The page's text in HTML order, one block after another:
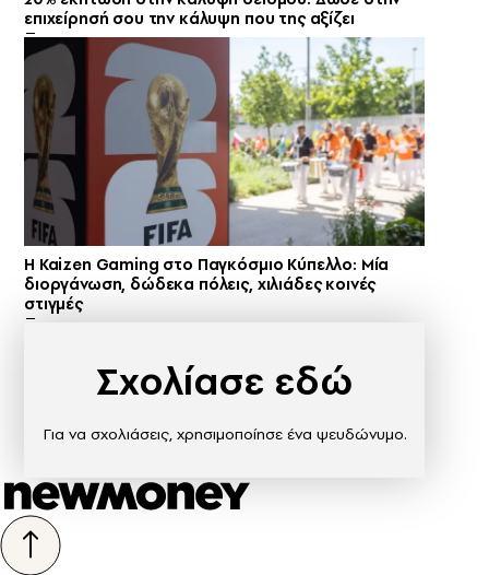
επιχείρησή σου την κάλυψη που της αξίζει
H Kaizen Gaming στο Παγκόσμιο Kύπελλο: Μία
διοργάνωση, δώδεκα πόλεις, χιλιάδες κοινές
στιγμές
Σχολίασε εδώ
Για να σχολιάσεις, χρησιμοποίησε ένα ψευδώνυμο.